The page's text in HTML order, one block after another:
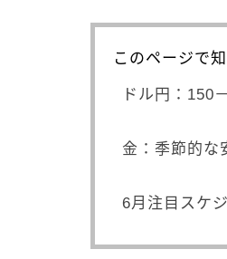
このページで
ドル円：150
金：季節的な
6月注目スケ